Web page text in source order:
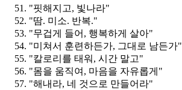
"핏해지고, 빛나라"
"땀. 미소. 반복."
"무겁게 들어, 행복하게 살아"
"미쳐서 훈련하든가, 그대로 남든가"
"칼로리를 태워, 시간 말고"
"몸을 움직여, 마음을 자유롭게"
"해내라, 네 것으로 만들어라"